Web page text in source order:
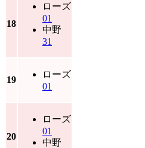
18
ローズ
01
中野
31
19
ローズ
01
20
ローズ
01
中野